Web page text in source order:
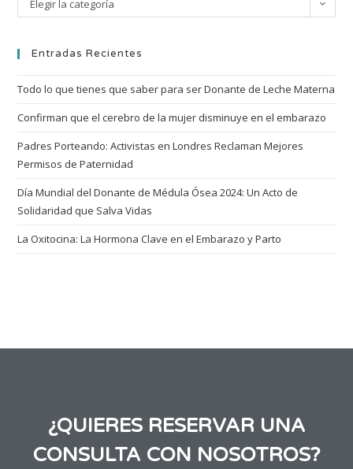
Elegir la categoría
Entradas Recientes
Todo lo que tienes que saber para ser Donante de Leche Materna
Confirman que el cerebro de la mujer disminuye en el embarazo
Padres Porteando: Activistas en Londres Reclaman Mejores
Permisos de Paternidad
Día Mundial del Donante de Médula Ósea 2024: Un Acto de
Solidaridad que Salva Vidas
La Oxitocina: La Hormona Clave en el Embarazo y Parto
¿QUIERES RESERVAR UNA
CONSULTA CON NOSOTROS?